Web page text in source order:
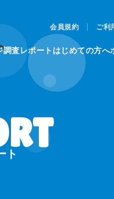
調査レポート はじめての方へ
会員規約 ご利
ト